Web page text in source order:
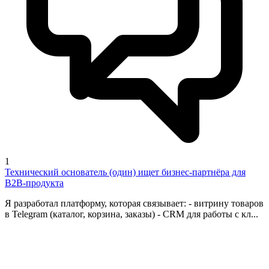
1
Технический основатель (один) ищет бизнес-партнёра для
B2B-продукта
Я разработал платформу, которая связывает: - витрину товаров
в Telegram (каталог, корзина, заказы) - CRM для работы с кл...